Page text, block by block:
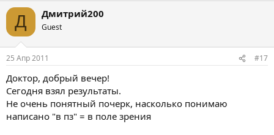
Д Дмитрий200
Guest
25 Апр 2011 #17
Доктор, добрый вечер!
Сегодня взял результаты.
Не очень понятный почерк, насколько понимаю
написано "в пз" = в поле зрения